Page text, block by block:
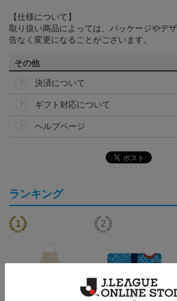
【仕様について】
取り扱い商品によっては、パッケージやデ
告なく変更になることがございます。
その他
決済について
ギフト対応について
ヘルプページ
ランキング